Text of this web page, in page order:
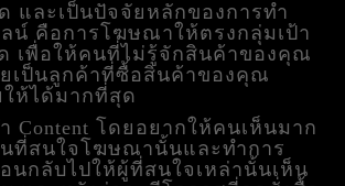
และเป็นปัจจัยหลักของการทำ
น์ คือการโฆษณาให้ตรงกลุ่มเป้า
เพื่อให้คนที่ไม่รู้จักสินค้าของคุณ
ยเป็นลูกค้าที่ซื้อสินค้าของคุณ
ห้ได้มากที่สุด
Content โดยอยากให้คนเห็นมาก
ที่สนใจโฆษณานั้นและทำการ
อนกลับไปให้ผู้ที่สนใจเหล่านั้นเห็น